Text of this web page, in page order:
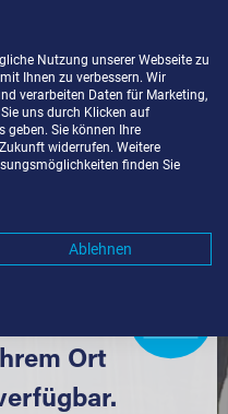
(74223)
mit Extraraum
Ort
Nutzung unserer Webseite zu
Ihnen zu verbessern. Wir
verarbeiten Daten für Marketing,
uns durch Klicken auf
geben. Sie können Ihre
widerrufen. Weitere
finden Sie
Ablehnen